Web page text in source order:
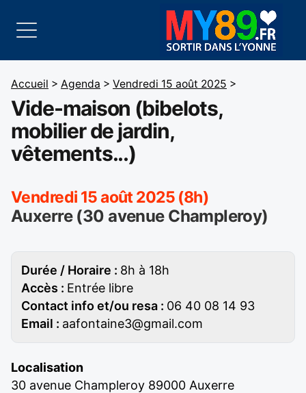
Accueil > Agenda > Vendredi 15 août 2025 >
Vide-maison (bibelots,
mobilier de jardin,
vêtements...)
Vendredi 15 août 2025 (8h)
Auxerre (30 avenue Champleroy)
Durée / Horaire : 8h à 18h
Accès : Entrée libre
Contact info et/ou resa : 06 40 08 14 93
Email : aafontaine3@gmail.com
Localisation
30 avenue Champleroy 89000 Auxerre